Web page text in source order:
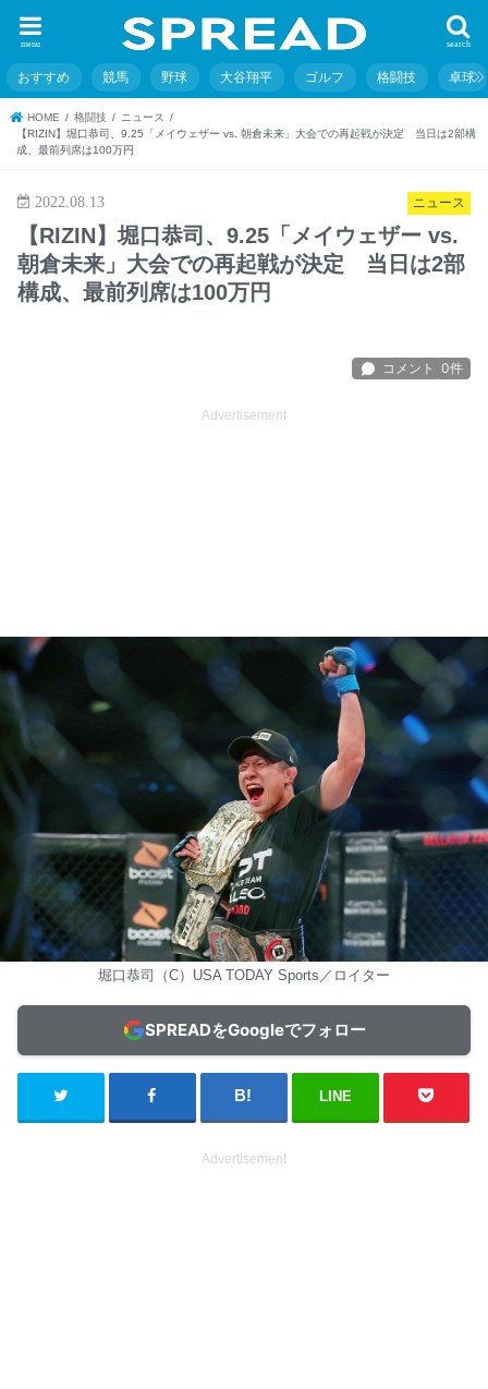
search
menu
おすすめ 競馬 野球 大谷翔平 ゴルフ 格闘技 卓球
HOME 格闘技
ニュース
【RIZIN】堀口恭司、9.25「メイウェザー vs. 朝倉未来」大会での再起戦が決定 当日は2部構
成、最前列席は100万円
ニュース
2022.08.13
【RIZIN】堀口恭司、9.25「メイウェザー vs.
朝倉未来」大会での再起戦が決定 当日は2部
構成、最前列席は100万円
Advertisement
堀口恭司（C）USA TODAY Sports／ロイター
SPREADをGoogleでフォロー
LINE
Advertisement